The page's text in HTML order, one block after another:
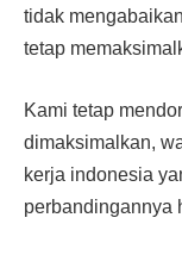
tidak
tetap
Kami tetap
di­maksimalkan,
kerja indonesia
perbandin­gannya